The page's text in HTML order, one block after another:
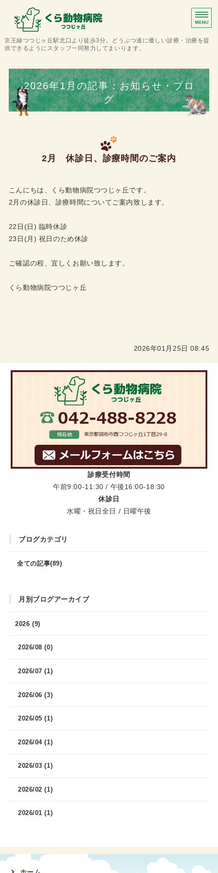
くら動物病院つつ
京王線つつじヶ丘駅北口より徒歩3分。どうぶつ達に優しい診療・治療を提
供できるようにスタッフ一同努力してまいります。
ホーム
当院について
診療案内
トリミング・ペットホテル
2026年1月の記事：お知らせ・ブロ
グ
2月 休診日、診療時間のご案内
こんにちは、くら動物病院つつじヶ丘です。
2月の休診日、診療時間についてご案内致します。
22日(日) 臨時休診
23日(月) 祝日のため休診
ご確認の程、宜しくお願い致します。
くら動物病院つつじヶ丘
2026年01月25日 08:45
診療受付時間
午前9:00-11:30 / 午後16:00-18:30
休診日
水曜・祝日全日 / 日曜午後
ブログカテゴリ
全ての記事(89)
月別ブログアーカイブ
2026 (9)
2026/08 (0)
2026/07 (1)
2026/06 (3)
2026/05 (1)
2026/04 (1)
2026/03 (1)
2026/02 (1)
2026/01 (1)